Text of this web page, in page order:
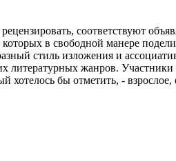
соответствуют
в сво­бодной манере
стиль изложения и
литературных жанров.
хотелось бы отметить, -